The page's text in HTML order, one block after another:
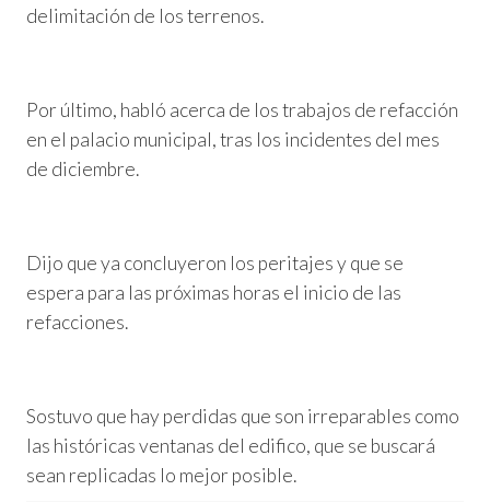
delimitación de los terrenos.
Por último, habló acerca de los trabajos de refacción
en el palacio municipal, tras los incidentes del mes
de diciembre.
Dijo que ya concluyeron los peritajes y que se
espera para las próximas horas el inicio de las
refacciones.
Sostuvo que hay perdidas que son irreparables como
las históricas ventanas del edifico, que se buscará
sean replicadas lo mejor posible.